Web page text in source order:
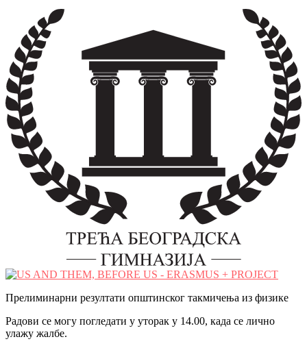
Прелиминарни резултати општинског такмичења из физикe
Радови се могу погледати у уторак у 14.00, када се лично
улажу жалбе.